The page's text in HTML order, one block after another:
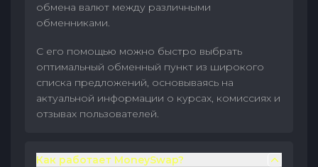
обмена валют между различными
обменниками.
С его помощью можно быстро выбрать
оптимальный обменный пункт из широкого
списка предложений, основываясь на
актуальной информации о курсах, комиссиях и
отзывах пользователей.
Как работает MoneySwap?